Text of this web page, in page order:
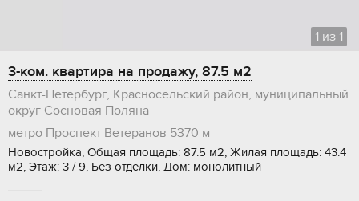
1 из 1
3-ком. квартира на продажу, 87.5 м2
Санкт-Петербург, Красносельский район, муниципальный
округ Сосновая Поляна
метро Проспект Ветеранов 5370 м
Новостройка, Общая площадь: 87.5 м2, Жилая площадь: 43.4
м2, Этаж: 3 / 9, Без отделки, Дом: монолитный